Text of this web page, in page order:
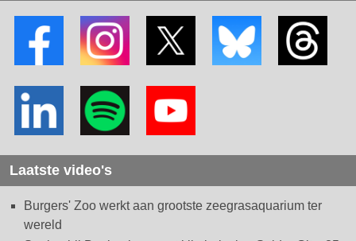
Laatste video's
Burgers' Zoo werkt aan grootste zeegrasaquarium ter
wereld